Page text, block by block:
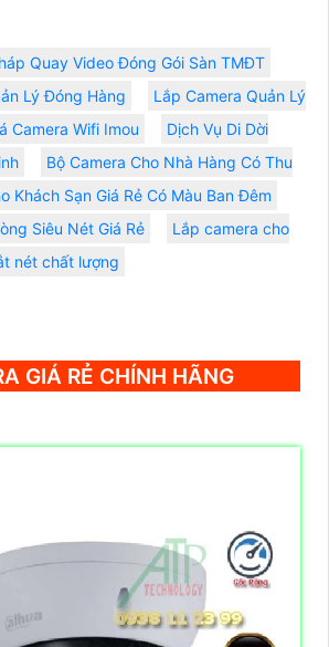
Quay Video Đóng Gói Sàn TMĐT
Lý Đóng Hàng
Lắp Camera Quản Lý
Camera Wifi Imou
Dịch Vụ Di Dời
Bộ Camera Cho Nhà Hàng Có Thu
Khách Sạn Giá Rẻ Có Màu Ban Đêm
Siêu Nét Giá Rẻ
Lắp camera cho
nét chất lượng
GIÁ RẺ CHÍNH HÃNG